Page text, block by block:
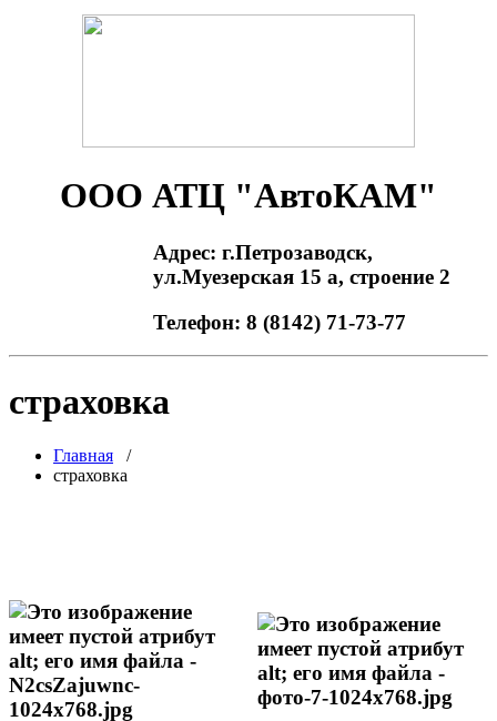
ООО АТЦ "АвтоКАМ"
Адрес: г.Петрозаводск,
ул.Муезерская 15 а, строение 2
Телефон: 8 (8142) 71-73-77
страховка
Главная /
страховка